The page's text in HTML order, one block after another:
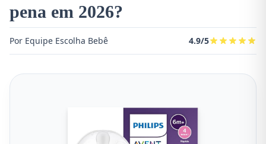
pena em 2026?
Por Equipe Escolha Bebê 4.9/5